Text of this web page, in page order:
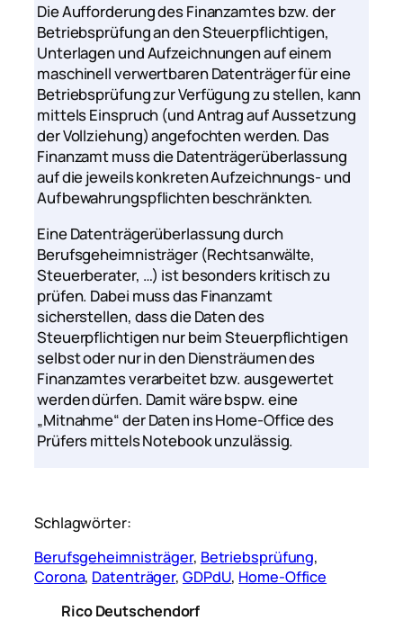
Die Aufforderung des Finanzamtes bzw. der
Betriebsprüfung an den Steuerpflichtigen,
Unterlagen und Aufzeichnungen auf einem
maschinell verwertbaren Datenträger für eine
Betriebsprüfung zur Verfügung zu stellen, kann
mittels Einspruch (und Antrag auf Aussetzung
der Vollziehung) angefochten werden. Das
Finanzamt muss die Datenträgerüberlassung
auf die jeweils konkreten Aufzeichnungs- und
Aufbewahrungspflichten beschränkten.
Eine Datenträgerüberlassung durch
Berufsgeheimnisträger (Rechtsanwälte,
Steuerberater, …) ist besonders kritisch zu
prüfen. Dabei muss das Finanzamt
sicherstellen, dass die Daten des
Steuerpflichtigen nur beim Steuerpflichtigen
selbst oder nur in den Diensträumen des
Finanzamtes verarbeitet bzw. ausgewertet
werden dürfen. Damit wäre bspw. eine
„Mitnahme“ der Daten ins Home-Office des
Prüfers mittels Notebook unzulässig.
Schlagwörter:
Berufsgeheimnisträger, Betriebsprüfung
Corona, Datenträger, GDPdU, Home-Office
Rico Deutschendorf